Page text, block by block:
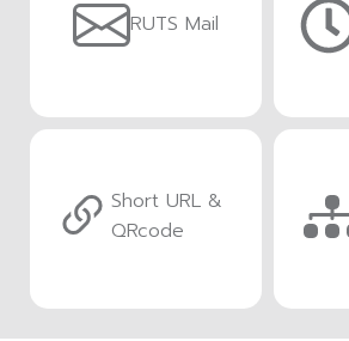
RUTS Mail
Short URL &
QRcode